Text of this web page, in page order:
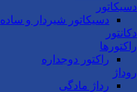
دسیکاتور
دسیکاتور شیردار و ساده
دکانتور
راکتورها
راکتور دوجداره
روداژ
رداژ مادگی